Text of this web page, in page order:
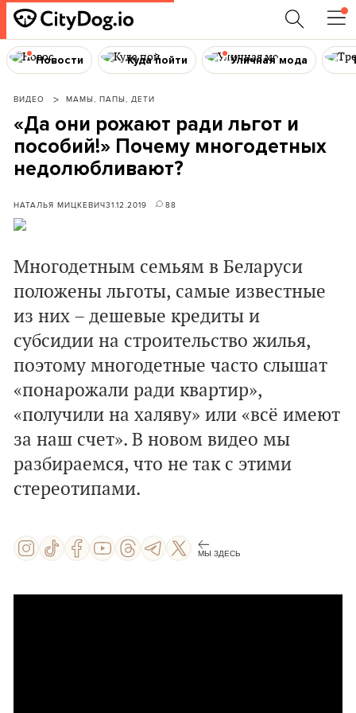
Новости Куда пойти Уличная мода
ВИДЕО МАМЫ, ПАПЫ, ДЕТИ
«Да они рожают ради льгот и
пособий!» Почему многодетных
недолюбливают?
НАТАЛЬЯ МИЦКЕВИЧ31.12.2019 88
Многодетным семьям в Беларуси
положены льготы, самые известные
из них – дешевые кредиты и
субсидии на строительство жилья,
поэтому многодетные часто слышат
«понарожали ради квартир»,
«получили на халяву» или «всё имеют
за наш счет». В новом видео мы
разбираемся, что не так с этими
стереотипами.
МЫ ЗДЕСЬ